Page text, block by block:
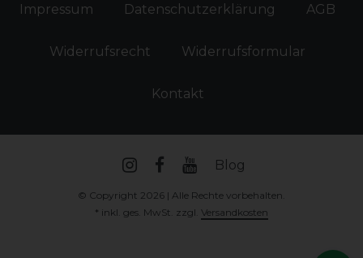
Impressum Daten­schutz­erklärung AGB
Widerrufs­recht Widerrufs­formular
Kontakt
Blog
© Copyright 2026 | Alle Rechte vorbehalten.
* inkl. ges. MwSt. zzgl. Versandkosten